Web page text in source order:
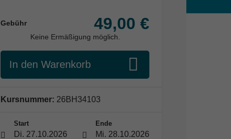
Gebühr 49,00 €
Keine Ermäßigung möglich.
In den Warenkorb
Kursnummer: 26BH34103
Start
Di. 27.10.2026
Ende
Mi. 28.10.2026